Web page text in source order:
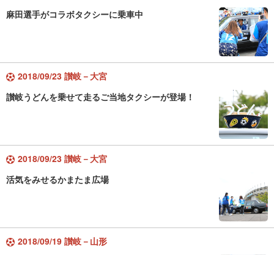
麻田選手がコラボタクシーに乗車中
2018/09/23 讃岐－大宮
讃岐うどんを乗せて走るご当地タクシーが登場！
2018/09/23 讃岐－大宮
活気をみせるかまたま広場
2018/09/19 讃岐－山形